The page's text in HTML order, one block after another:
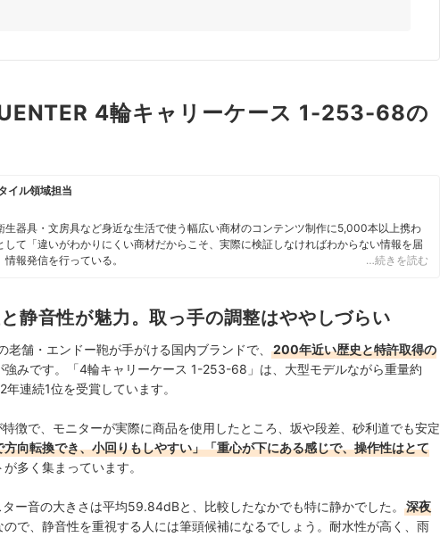
4輪キャリーケース 1-253-68の
イル領域担当
生器具・文房具など身近な生活で使う幅広い商材のコンテンツ制作に5,000本以上携わ
して「違いがわかりにくい商材だからこそ、実際に検証しなければわからない情報を届
報発信を行っている。
…続きを読む
静音性が魅力。取っ手の調整はややしづらい
老舗・エンドー鞄が手がける国内ブランドで、
200年近い歴史と特許取得の
強みです。「4輪キャリーケース 1-253-68」は、大型モデルながら重量約
連続1位を受賞しています。
徴で、モニターが実際に商品を使用したところ、坂や段差、砂利道でも安定
方向転換でき、小回りもしやすい」「重心が下にある感じで、操作性はとて
多く集まっています。
ー音の大きさは平均59.84dBと、比較したなかでも特に静かでした。
深夜
ので、静音性を重視する人には筆頭候補になるでしょう。耐水性が高く、雨